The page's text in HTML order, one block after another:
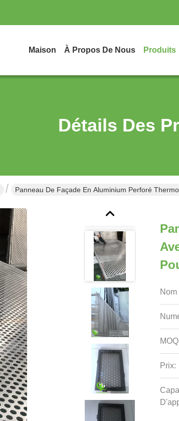
Maison À Propos De Nous Produits
Détails Des
Panneau De Façade En Aluminium Perforé
Prix: